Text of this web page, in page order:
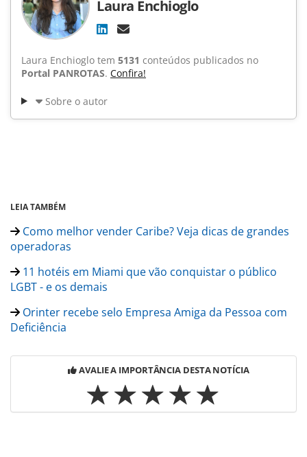
Laura Enchioglo
Laura Enchioglo tem 5131 conteúdos publicados no
Portal PANROTAS. Confira!
Sobre o autor
LEIA TAMBÉM
Como melhor vender Caribe? Veja dicas de grandes
operadoras
11 hotéis em Miami que vão conquistar o público
LGBT - e os demais
Orinter recebe selo Empresa Amiga da Pessoa com
Deficiência
AVALIE A IMPORTÂNCIA DESTA NOTÍCIA